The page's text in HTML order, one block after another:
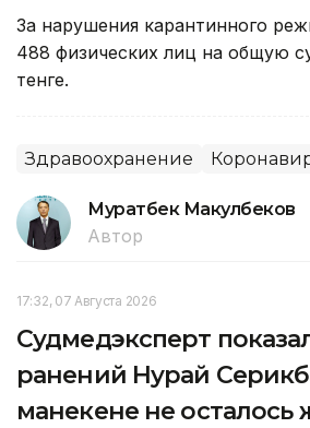
За нарушения карантинного
488 физических лиц на общую
тенге.
Здравоохранение
Муратбек Макулбеков
Автор
17:32, 07 Августа 2026
Судмедэксперт
ранений Нурай
манекене не осталось